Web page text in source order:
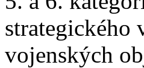
strategického
vojenských